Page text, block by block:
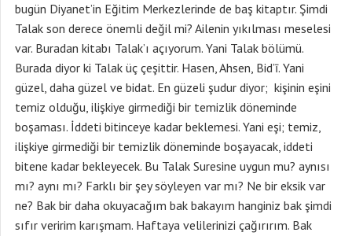
bugün Diyanet’in Eğitim Merkezlerinde de baş kitaptır. Şimdi
Talak son derece önemli değil mi? Ailenin yıkılması meselesi
var. Buradan kitabı Talak’ı açıyorum. Yani Talak bölümü.
Burada diyor ki Talak üç çeşittir. Hasen, Ahsen, Bid’ī. Yani
güzel, daha güzel ve bidat. En güzeli şudur diyor; kişinin eşini
temiz olduğu, ilişkiye girmediği bir temizlik döneminde
boşaması. İddeti bitinceye kadar beklemesi. Yani eşi; temiz,
ilişkiye girmediği bir temizlik döneminde boşayacak, iddeti
bitene kadar bekleyecek. Bu Talak Suresine uygun mu? aynısı
mı? aynı mı? Farklı bir şey söyleyen var mı? Ne bir eksik var
ne? Bak bir daha okuyacağım bak bakayım hanginiz bak şimdi
sıfır veririm karışmam. Haftaya velilerinizi çağırırım. Bak